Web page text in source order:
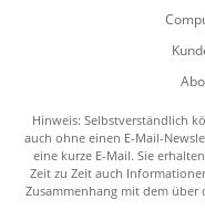
Hinweis: Selbstverständlich
auch ohne einen E-Mail-
eine kurze E-Mail. Sie
Zeit zu Zeit auch
Zusammenhang mit dem über